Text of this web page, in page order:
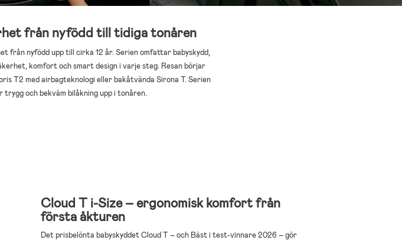
från nyfödd till tidiga tonåren
från nyfödd upp till cirka 12 år. Serien omfattar babyskydd,
komfort och smart design i varje steg. Resan börjar
T2 med airbagteknologi eller bakåtvända Sirona T. Serien
och bekväm bilåkning upp i tonåren.
Cloud T i-Size – ergonomisk komfort från
första åkturen
Det prisbelönta babyskyddet Cloud T – och Bäst i test-vinnare 2026 – gör